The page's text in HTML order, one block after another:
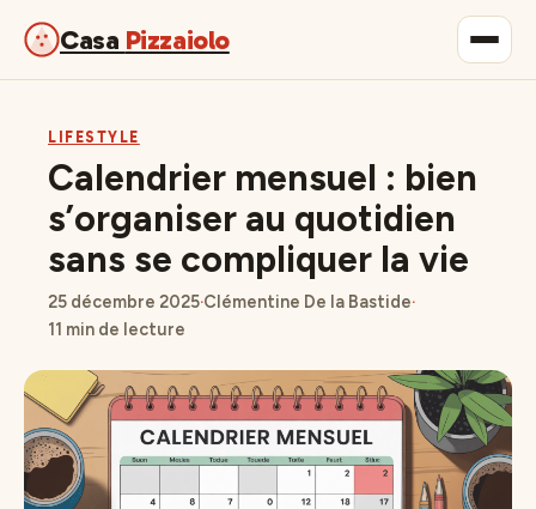
Casa Pizzaiolo
Maison & Déco
Lifestyle
LIFESTYLE
Calendrier mensuel : bien
s’organiser au quotidien
sans se compliquer la vie
25 décembre 2025·Clémentine De la Bastide·
11 min de lecture